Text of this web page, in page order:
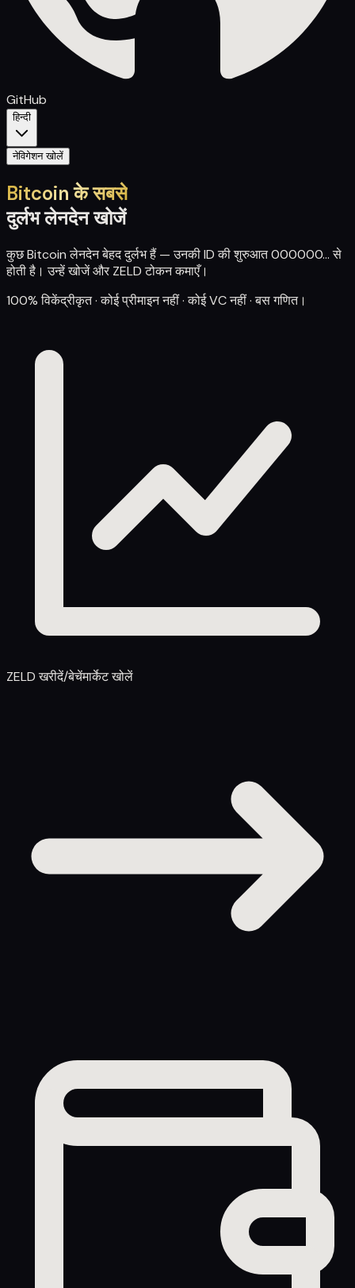
GitHub
हिन्दी
नेविगेशन खोलें
Bitcoin के सबसे
दुर्लभ लेनदेन खोजें
कुछ Bitcoin लेनदेन बेहद दुर्लभ हैं — उनकी ID की शुरुआत000000... से
होती है। उन्हें खोजें और ZELD टोकन कमाएँ।
100% विकेंद्रीकृत · कोई प्रीमाइन नहीं · कोई VC नहीं · बस गणित।
ZELD खरीदें/बेचेंमार्केट खोलें